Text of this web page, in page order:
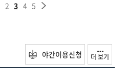
2 3 4 5
야간이용신청 더 보기